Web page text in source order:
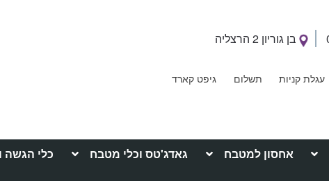
בן גוריון 2 הרצליה
עגלת קניות תשלום גיפט קארד
אחסון למטבח גאדג'טס וכלי מטבח כלי הגשה